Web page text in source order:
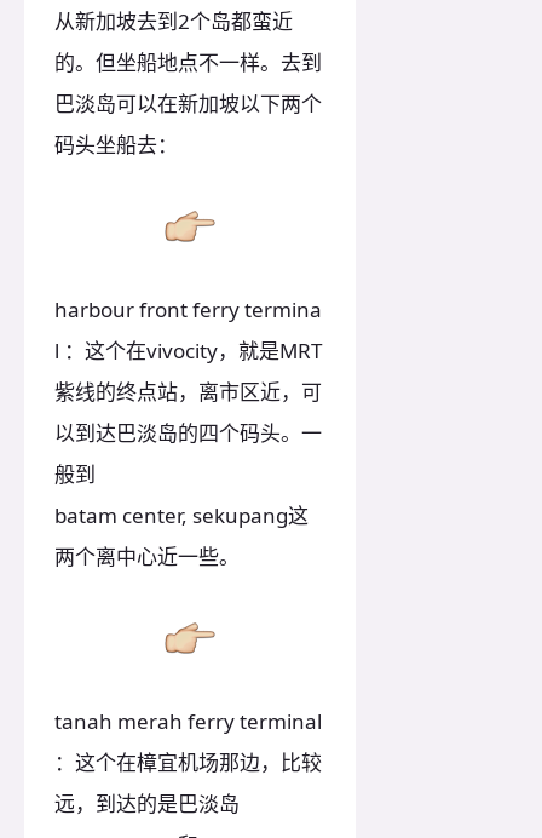
从新加坡去到2个岛都蛮近
的。但坐船地点不一样。去到
巴淡岛可以在新加坡以下两个
码头坐船去：
harbour front ferry termina
l ：这个在vivocity，就是MRT
紫线的终点站，离市区近，可
以到达巴淡岛的四个码头。一
般到
batam center, sekupang这
两个离中心近一些。
tanah merah ferry terminal
：这个在樟宜机场那边，比较
远，到达的是巴淡岛